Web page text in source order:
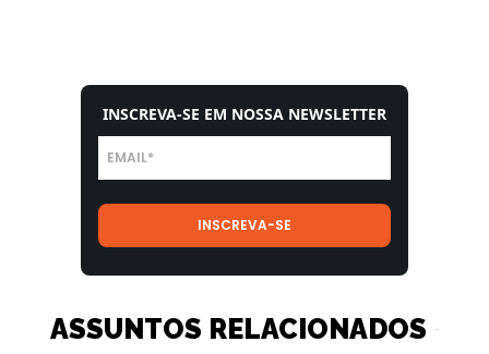
INSCREVA-SE EM NOSSA NEWSLETTER
ASSUNTOS RELACIONADOS